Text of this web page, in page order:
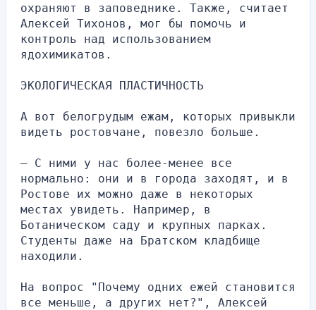
охраняют в заповеднике. Также, считает
Алексей Тихонов, мог бы помочь и
контроль над использованием
ядохимикатов.
ЭКОЛОГИЧЕСКАЯ ПЛАСТИЧНОСТЬ
А вот белогрудым ежам, которых привыкли
видеть ростовчане, повезло больше.
— С ними у нас более-менее все
нормально: они и в города заходят, и в
Ростове их можно даже в некоторых
местах увидеть. Например, в
Ботаническом саду и крупных парках.
Студенты даже на Братском кладбище
находили.
На вопрос "Почему одних ежей становится
все меньше, а других нет?", Алексей